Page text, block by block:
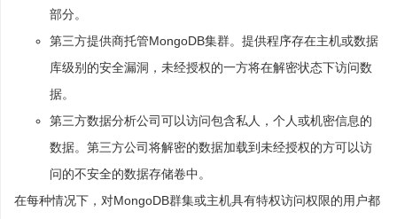
部分。
第三方提供商托管MongoDB集群。提供程序存在主机或数据
库级别的安全漏洞，未经授权的一方将在解密状态下访问数
据。
第三方数据分析公司可以访问包含私人，个人或机密信息的
数据。第三方公司将解密的数据加载到未经授权的方可以访
问的不安全的数据存储卷中。
在每种情况下，对MongoDB群集或主机具有特权访问权限的用户都